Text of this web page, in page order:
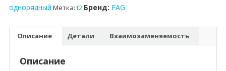
однорядный Метка: t2 Бренд: FAG
Описание Детали Взаимозаменяемость
Описание